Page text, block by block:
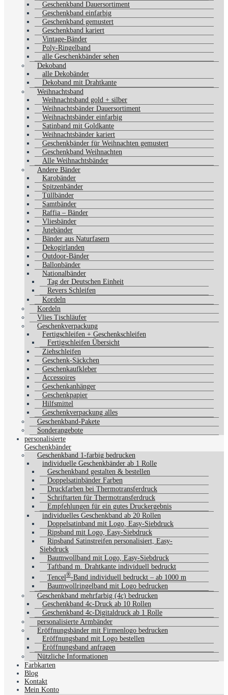
Geschenkband Dauersortiment
Geschenkband einfarbig
Geschenkband gemustert
Geschenkband kariert
Vintage-Bänder
Poly-Ringelband
alle Geschenkbänder sehen
Dekoband
alle Dekobänder
Dekoband mit Drahtkante
Weihnachtsband
Weihnachtsband gold + silber
Weihnachtsbänder Dauersortiment
Weihnachtsbänder einfarbig
Satinband mit Goldkante
Weihnachtsbänder kariert
Geschenkbänder für Weihnachten gemustert
Geschenkband Weihnachten
Alle Weihnachtsbänder
Andere Bänder
Karobänder
Spitzenbänder
Tüllbänder
Samtbänder
Raffia – Bänder
Vliesbänder
Jutebänder
Bänder aus Naturfasern
Dekogirlanden
Outdoor-Bänder
Ballonbänder
Nationalbänder
Tag der Deutschen Einheit
Revers Schleifen
Kordeln
Kordeln
Vlies Tischläufer
Geschenkverpackung
Fertigschleifen + Geschenkschleifen
Fertigschleifen Übersicht
Ziehschleifen
Geschenk-Säckchen
Geschenkaufkleber
Accessoires
Geschenkanhänger
Geschenkpapier
Hilfsmittel
Geschenkverpackung alles
Geschenkband-Pakete
Sonderangebote
personalisierte
Geschenkbänder
Geschenkband 1-farbig bedrucken
individuelle Geschenkbänder ab 1 Rolle
Geschenkband gestalten & bestellen
Doppelsatinbänder Farben
Druckfarben bei Thermotransferdruck
Schriftarten für Thermotransferdruck
Empfehlungen für ein gutes Druckergebnis
individuelles Geschenkband ab 20 Rollen
Doppelsatinband mit Logo, Easy-Siebdruck
Ripsband mit Logo, Easy-Siebdruck
Ripsband Satinstreifen personalisiert, Easy-
Siebdruck
Baumwollband mit Logo, Easy-Siebdruck
Taftband m. Drahtkante individuell bedruckt
Tencel®-Band individuell bedruckt – ab 1000 m
Baumwollringelband mit Logo bedrucken
Geschenkband mehrfarbig (4c) bedrucken
Geschenkband 4c-Druck ab 10 Rollen
Geschenkband 4c-Digitaldruck ab 1 Rolle
personalisierte Armbänder
Eröffnungsbänder mit Firmenlogo bedrucken
Eröffnungsband mit Logo bestellen
Eröffnungsband anfragen
Nützliche Informationen
Farbkarten
Blog
Kontakt
Mein Konto